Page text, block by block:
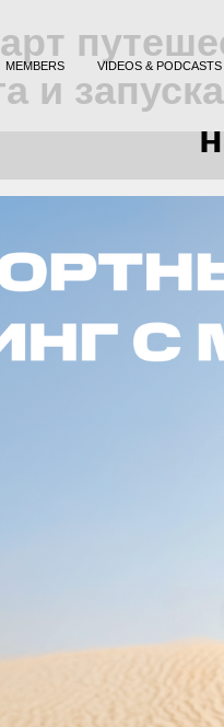
MEMBERS VIDEOS & PODCASTS
и